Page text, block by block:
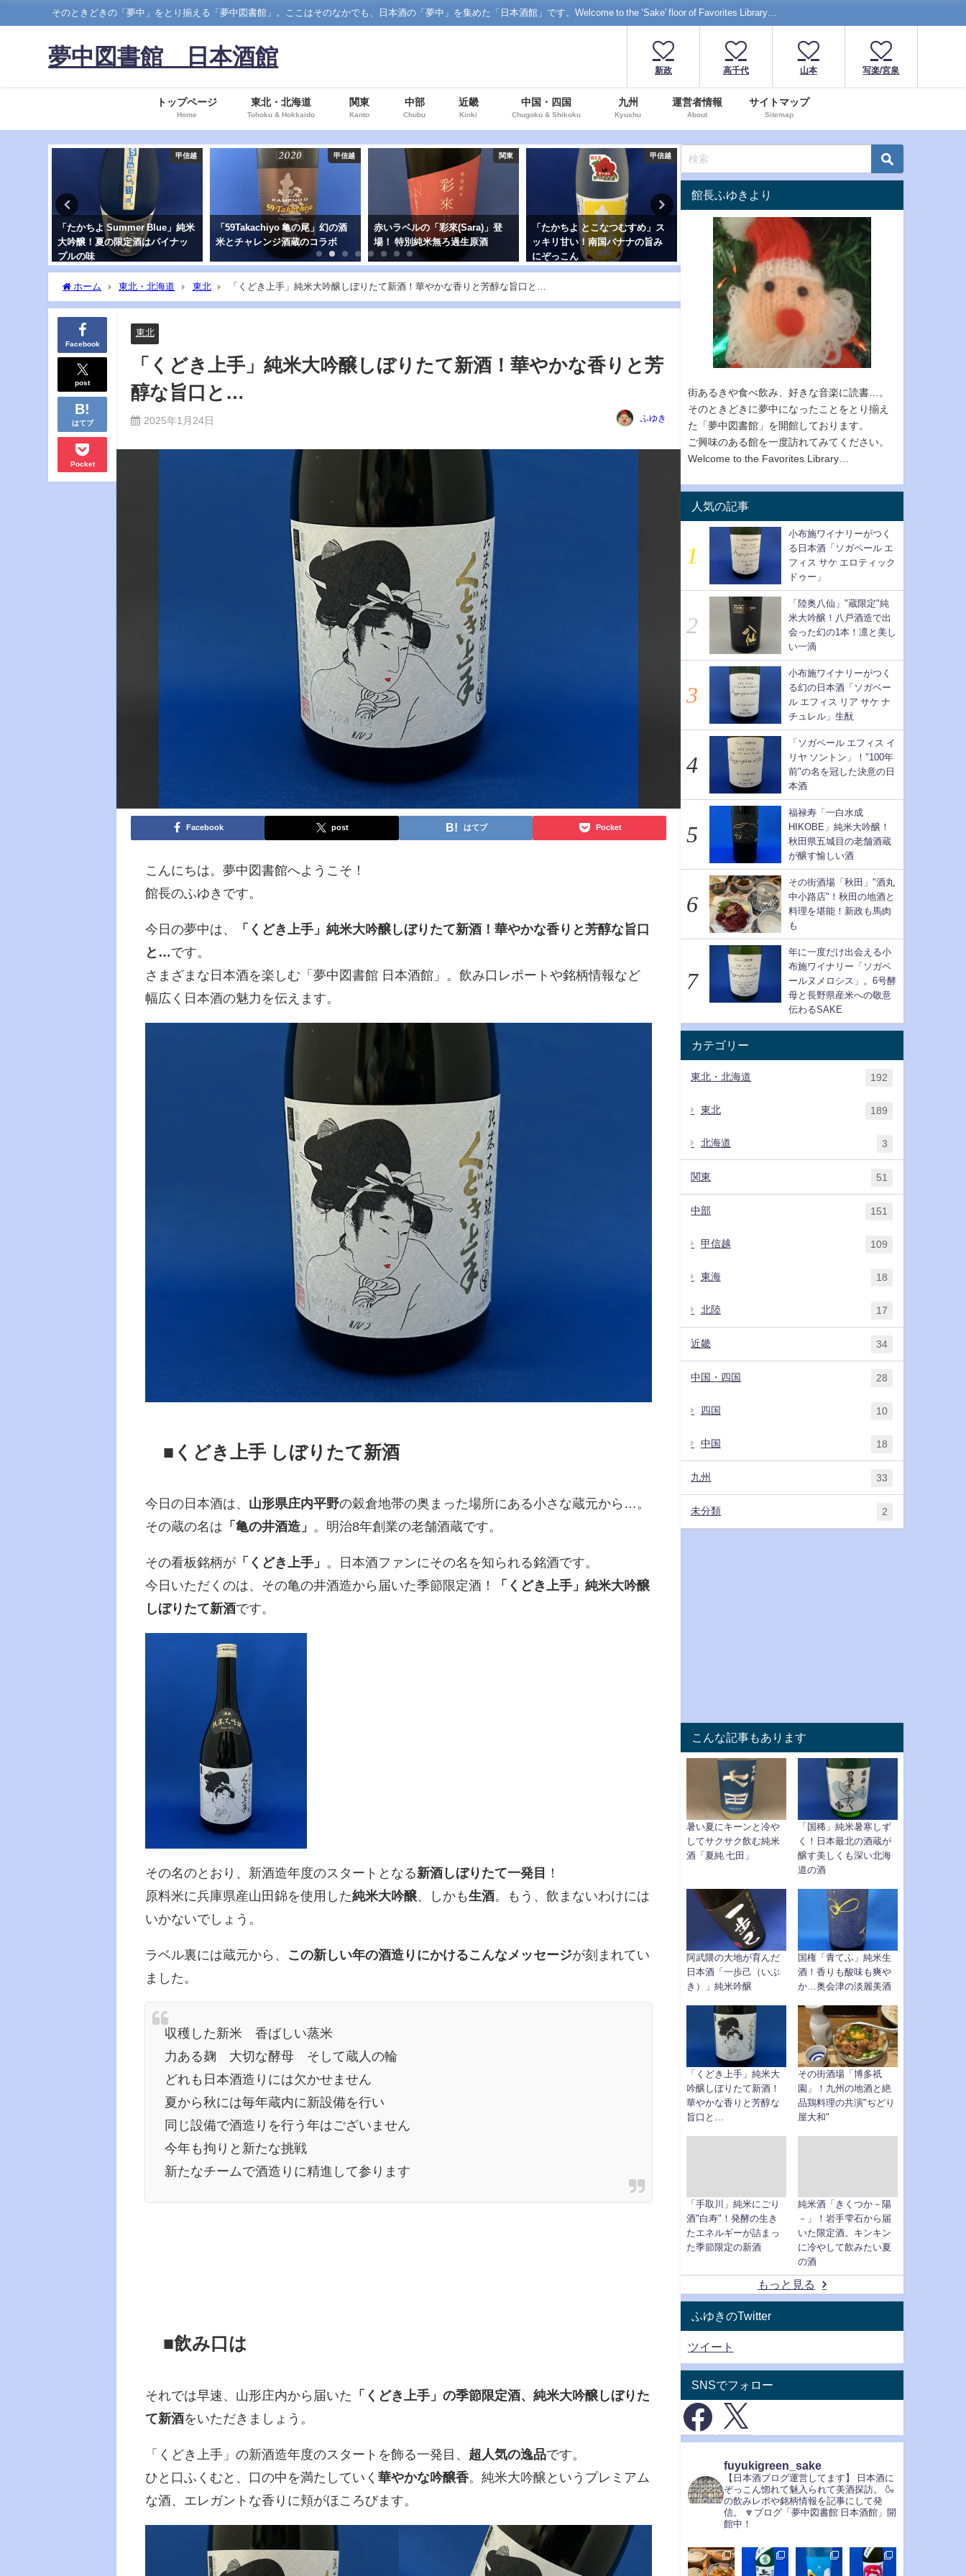
そのときどきの「夢中」をとり揃える「夢中図書館」。ここはそのなかでも、日本酒の「夢中」を集めた「日本酒館」です。Welcome to the ’Sake' floor of Favorites Library…
夢中図書館 日本酒館
新政 高千代 山本 写楽/宮泉
トップページ
Home
東北・北海道
Tohoku & Hokkaido
関東
Kanto
中部
Chubu
近畿
Kinki
中国・四国
Chugoku & Shikoku
九州
Kyushu
運営者情報
About
サイトマップ
Sitemap
甲信越
「59Takachiyo 亀の尾」幻の酒
米とチャレンジ酒蔵のコラボ
関東
赤いラベルの「彩來(Sara)」登
場！ 特別純米無ろ過生原酒
甲信越
「たかちよ とこなつむすめ」ス
ッキリ甘い！南国バナナの旨み
にぞっこん
甲信越
「シン・タカチヨ」G-
TYPE【知】！弾ける酸味とやさ
しい甘み…澄んだ空のような爽
夏に爽快！大人のメロンソーダ
酒 「たかちよSEVEN」おりがら
「巻機」RAIMEI無濾過生
ルーティな甘みとクセのあ
みと…新潟南魚沼の新酒
ホーム 東北・北海道 東北 「くどき上手」純米大吟醸しぼりたて新酒！華やかな香りと芳醇な旨口と…
Facebook
post
はてブ
Pocket
東北
「くどき上手」純米大吟醸しぼりたて新酒！華やかな香りと芳
醇な旨口と…
2025年1月24日 ふゆき
Facebook post はてブ Pocket
こんにちは。夢中図書館へようこそ！
館長のふゆきです。
今日の夢中は、
「くどき上手」純米大吟醸しぼりたて新酒！華やかな香りと芳醇な旨口
と…です。
さまざまな日本酒を楽しむ「夢中図書館 日本酒館」。飲み口レポートや銘柄情報など
幅広く日本酒の魅力を伝えます。
■くどき上手 しぼりたて新酒
今日の日本酒は、 山形県庄内平野の穀倉地帯の奥まった場所にある小さな蔵元から…。
その蔵の名は 「亀の井酒造」 。明治8年創業の老舗酒蔵です。
その看板銘柄が 「くどき上手」 。日本酒ファンにその名を知られる銘酒です。
今日いただくのは、その亀の井酒造から届いた季節限定酒！
「くどき上手」純米大吟醸
しぼりたて新酒です。
その名のとおり、新酒造年度のスタートとなる新酒しぼりたて一発目
！
原料米に兵庫県産山田錦を使用した純米大吟醸、しかも生酒。もう、飲まないわけには
いかないでしょう。
ラベル裏には蔵元から、 この新しい年の酒造りにかけるこんなメッセージが刻まれてい
ました。
収穫した新米 香ばしい蒸米
力ある麹 大切な酵母 そして蔵人の輪
どれも日本酒造りには欠かせません
夏から秋には毎年蔵内に新設備を行い
同じ設備で酒造りを行う年はございません
今年も拘りと新たな挑戦
新たなチームで酒造りに精進して参ります
■飲み口は
それでは早速、山形庄内から届いた
「くどき上手」の季節限定酒、純米大吟醸しぼりた
て新酒をいただきましょう。
「くどき上手」の新酒造年度のスタートを飾る一発目、 超人気の逸品です。
ひと口ふくむと、口の中を満たしていく華やかな吟醸香。純米大吟醸というプレミアム
な酒、エレガントな香りに頬がほころびます。
館長ふゆきより
街あるきや食べ飲み、好きな音楽に読書…。
そのときどきに夢中になったことをとり揃え
た「夢中図書館」を開館しております。
ご興味のある館を一度訪れてみてください。
Welcome to the Favorites Library…
人気の記事
小布施ワイナリーがつく
る日本酒「ソガペール エ
フィス サケ エロティック
ドゥー」
「陸奥八仙」"蔵限定"純
米大吟醸！八戸酒造で出
会った幻の1本！凛と美し
い一滴
小布施ワイナリーがつく
る幻の日本酒「ソガベー
ル エフィス リア サケ ナ
チュレル」生酛
「ソガペール エフィス イ
リヤ ソントン」！"100年
前"の名を冠した決意の日
本酒
福禄寿「一白水成
HIKOBE」純米大吟醸！
秋田県五城目の老舗酒蔵
が醸す愉しい酒
その街酒場「秋田」"酒丸
中小路店"！秋田の地酒と
料理を堪能！新政も馬肉
も
年に一度だけ出会える小
布施ワイナリー「ソガペ
ールヌメロシス」。6号酵
母と長野県産米への敬意
伝わるSAKE
カテゴリー
東北・北海道 192
東北 189
北海道 3
関東 51
中部 151
甲信越 109
東海 18
北陸 17
近畿 34
中国・四国 28
四国 10
中国 18
九州 33
未分類 2
こんな記事もあります
暑い夏にキーンと冷や
してサクサク飲む純米
酒「夏純 七田」
「国稀」純米暑寒しず
く！日本最北の酒蔵が
醸す美しくも深い北海
道の酒
阿武隈の大地が育んだ
日本酒「一歩己（いぶ
き）」純米吟醸
国権「青てふ」純米生
酒！香りも酸味も爽や
か…奥会津の淡麗美酒
「くどき上手」純米大
吟醸しぼりたて新酒！
華やかな香りと芳醇な
旨口と…
その街酒場「博多祇
園」！九州の地酒と絶
品鶏料理の共演"ぢどり
屋大和"
「手取川」純米にごり
酒"白寿"！発酵の生き
たエネルギーが詰まっ
た季節限定の新酒
純米酒「きくつか－陽
－」！岩手雫石から届
いた限定酒。キンキン
に冷やして飲みたい夏
の酒
もっと見る
ふゆきのTwitter
ツイート
SNSでフォロー
fuyukigreen_sake
【日本酒ブログ運営してます】
日本酒に
ぞっこん惚れて魅入られて美酒探訪。
🍶
の飲みレポや銘柄情報を記事にして発
信。
🔽ブログ「夢中図書館 日本酒館」開
館中！